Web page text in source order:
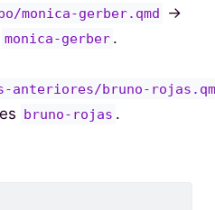
monica-gerber.qmd
→
monica-gerber .
anteriores/bruno-
bruno-rojas .